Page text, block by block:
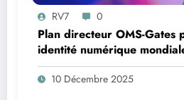
RV7 0
Plan directeur OMS-Gates
identité numérique
surveillance basée sur l’IA
vaccinal à vie pour chaque
10 Décembre 2025